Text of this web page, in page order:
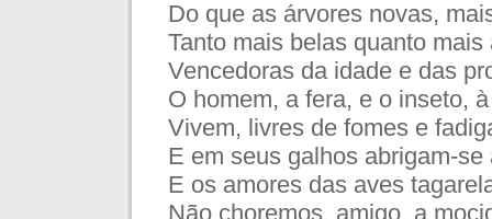
Do que as árvores novas,
Tanto mais belas quanto mais
Vencedoras da idade e das
O homem, a fera, e o inseto,
Vivem, livres de fomes e
E em seus galhos abrigam-se
E os amores das aves
Não choremos, amigo, a